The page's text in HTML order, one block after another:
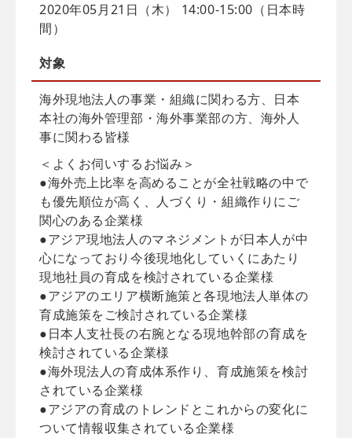
2020年05月21日（木） 14:00-15:00（日本時
間）
対象
海外現地法人の事業・組織に関わる方、日本
本社の海外管理部・海外事業部の方、海外人
事に関わる皆様
＜よくお伺いするお悩み＞
●海外売上比率を高めることが全社戦略の中で
も優先順位が高く、人づくり・組織作りにご
関心のある企業様
●アジア現地法人のマネジメントが日本人が中
心になっており今後現地化していくにあたり
現地社員の育成を検討されている企業様
●アジアのエリア横断施策と各現地法人単体の
育成施策をご検討されている企業様
●日本人支社長の右腕となる現地幹部の育成を
検討されている企業様
●海外現法人の育成体系作り、育成施策を検討
されている企業様
●アジアの育成のトレンドとこれからの変化に
ついて情報収集されている企業様